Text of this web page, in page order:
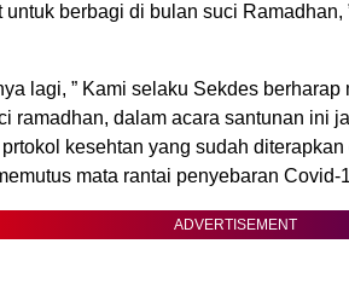
untuk berbagi di bulan suci Ramadhan,
lagi, ” Kami selaku Sekdes
ramadhan, dalam acara santunan ini
kesehtan yang sudah
mata rantai penyebaran Covid-
ADVERTISEMENT